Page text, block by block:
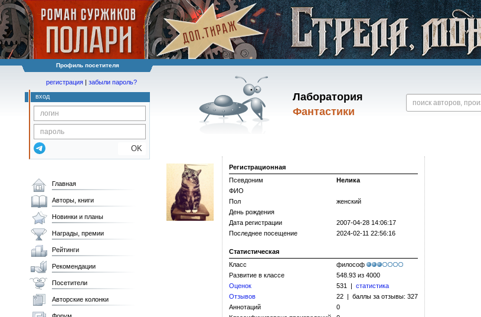
Профиль посетителя
Лаборатория
Фантастики
регистрация | забыли пароль?
вход
OK
Регистрационная
Псевдоним
Нелика
ФИО
Пол
женский
День рождения
Дата регистрации
2007-04-28 14:06:17
Последнее посещение
2024-02-11 22:56:16
Статистическая
Класс
философ
Развитие в классе
548.93 из 4000
Оценок
531 | статистика
Отзывов
22 | баллы за отзывы: 327
Аннотаций
0
Главная
Авторы, книги
Новинки и планы
Награды, премии
Рейтинги
Рекомендации
Посетители
Авторские колонки